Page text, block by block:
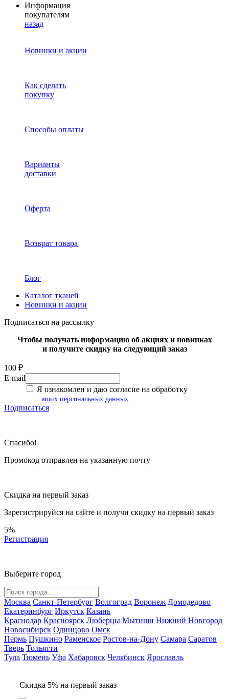
Информация
покупателям
назад
Новинки и акции
Как сделать
покупку
Способы оплаты
Варианты
доставки
Оферта
Возврат товара
Блог
Каталог тканей
Новинки и акции
Подписаться на рассылку
Чтобы получать информацию об акциях и новинках
и получите скидку на следующий заказ
100 ₽
E-mail
Я ознакомлен и даю согласие на обработку
моих персональных данных
Подписаться
Спасибо!
Промокод отправлен на указанную почту
Скидка на первый заказ
Зарегистрируйся на сайте и получи скидку на первый заказ
5%
Регистрация
Выберите город
Москва Санкт-Петербург Волгоград Воронеж Домодедово
Екатеринбург Иркутск Казань
Краснодар Красноярск Люберцы Мытищи Нижний Новгород
Новосибирск Одинцово Омск
Пермь Пушкино Раменское Ростов-на-Дону Самара Саратов
Тверь Тольятти
Тула Тюмень Уфа Хабаровск Челябинск Ярославль
Скидка 5% на первый заказ